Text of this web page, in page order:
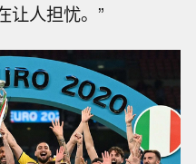
让人担忧。”